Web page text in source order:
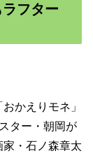
フター
かえりモネ」
ター・朝岡が
・石ノ森章太